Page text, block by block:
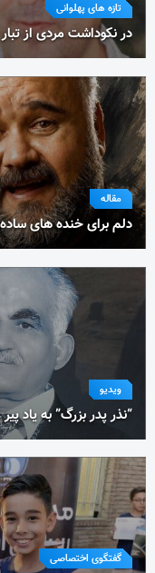
تازه های پهلوانی
در نکوداشت مردی از
مقاله
دلم برای خنده های
ویدیو
“نذر پدر بزرگ” به یاد
گفتگوی اختصاصی